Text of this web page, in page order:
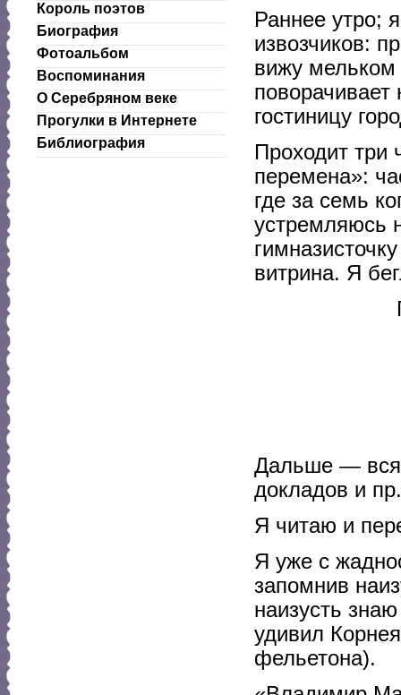
Король поэтов
Биография
Фотоальбом
Воспоминания
О Серебряном веке
Прогулки в Интернете
Библиография
Раннее утро;
извозчиков:
вижу
гостиницу
Проходит три
перемена»:
где за семь
устремляюсь
витрина. Я
Дальше —
докладов и
Я читаю и
Я уже с
запомнив
наизусть
удивил
фельетона).